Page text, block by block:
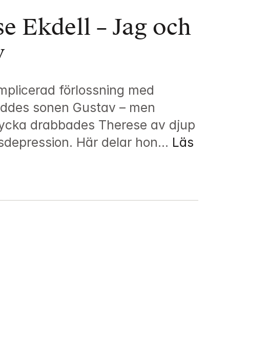
Ekdell – Jag och
förlossning med
sonen Gustav – men
drabbades Therese av djup
Här delar hon... Läs